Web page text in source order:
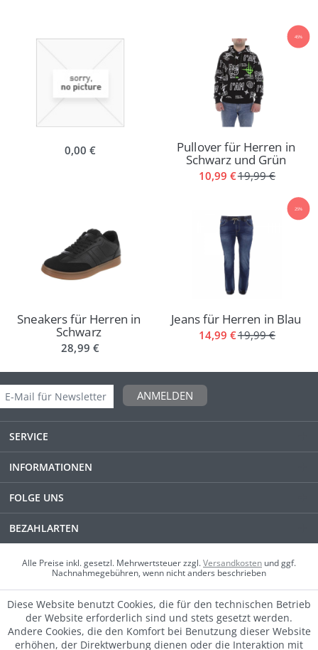
Sneakers für Herren in
Schwarz
28,99 €
25%
Jeans für Herren in Blau
14,99 €19,99 €
0,00 €
45%
Pullover für Herren in
Schwarz und Grün
10,99 €19,99 €
ANMELDEN
SERVICE
INFORMATIONEN
FOLGE UNS
BEZAHLARTEN
Alle Preise inkl. gesetzl. Mehrwertsteuer zzgl.Versandkosten und ggf.
Nachnahmegebühren, wenn nicht anders beschrieben
Diese Website benutzt Cookies, die für den technischen Betrieb
der Website erforderlich sind und stets gesetzt werden.
Andere Cookies, die den Komfort bei Benutzung dieser Website
erhöhen, der Direktwerbung dienen oder die Interaktion mit